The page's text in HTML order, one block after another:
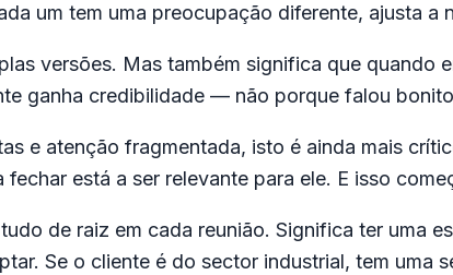
um tem uma preocupação diferente, ajusta a
versões. Mas também significa que quando
ganha credibilidade — não porque falou
e atenção fragmentada, isto é ainda mais
está a ser relevante para ele. E isso
de raiz em cada reunião. Significa ter uma
Se o cliente é do sector industrial, tem uma